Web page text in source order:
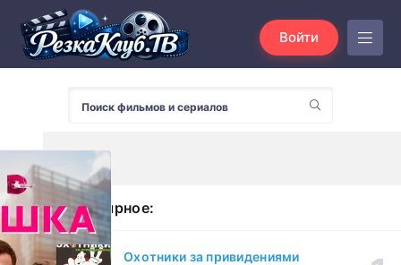
Войти
Популярное:
Охотники за привидениями